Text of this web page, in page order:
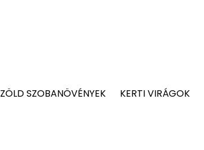
ZÖLD SZOBANÖVÉNYEK KERTI VIRÁGOK